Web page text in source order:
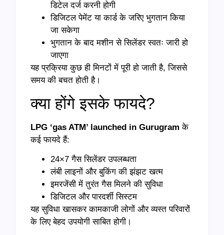
डिटेल दर्ज करनी होगी
डिजिटल पेमेंट या कार्ड के जरिए भुगतान किया
जा सकेगा
भुगतान के बाद मशीन से सिलेंडर स्वतः जारी हो
जाएगा
यह प्रक्रिया कुछ ही मिनटों में पूरी हो जाती है, जिससे
समय की बचत होती है।
क्या होंगे इसके फायदे?
LPG ‘gas ATM’ launched in Gurugram के
कई फायदे हैं:
24×7 गैस सिलेंडर उपलब्धता
लंबी लाइनों और बुकिंग की झंझट खत्म
इमरजेंसी में तुरंत गैस मिलने की सुविधा
डिजिटल और पारदर्शी सिस्टम
यह सुविधा खासकर कामकाजी लोगों और व्यस्त परिवारों
के लिए बेहद उपयोगी साबित होगी।